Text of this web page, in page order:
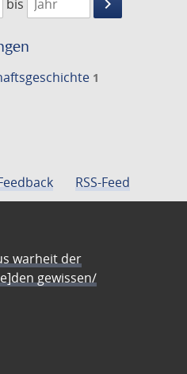
bis
keyboard_arrow_right
Suche
1
RSS-Feed
warheit der
gewissen/